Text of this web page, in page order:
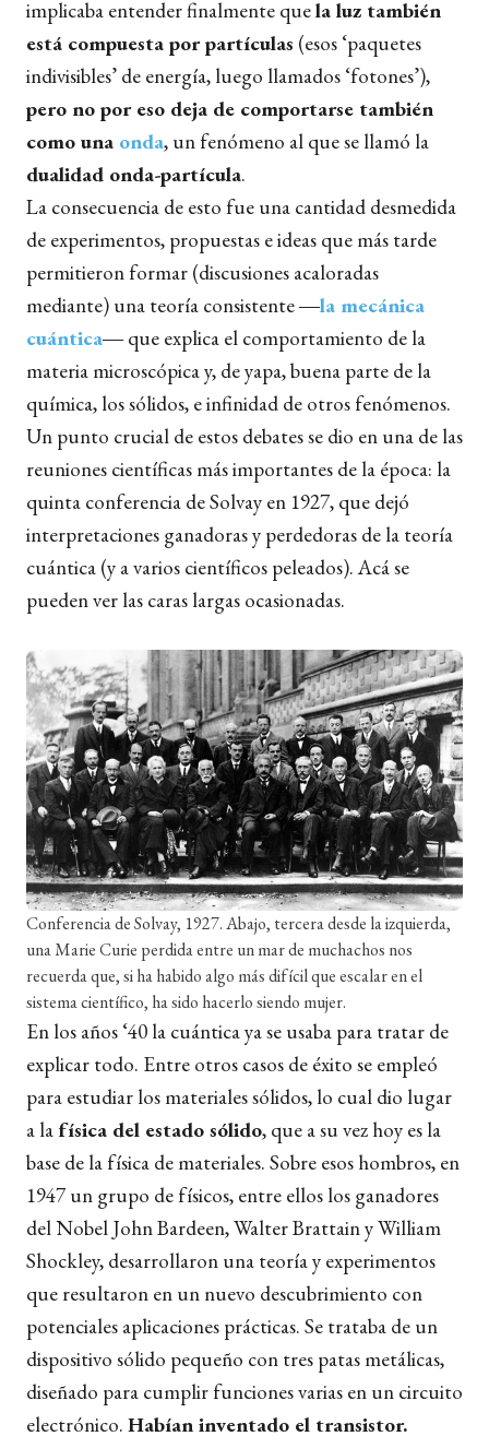
implicaba entender finalmente quela luz también
está compuesta por partículas (esos ‘paquetes
indivisibles’ de energía, luego llamados ‘fotones’),
pero no por eso deja de comportarse también
como una onda, un fenómeno al que se llamó la
dualidad onda-partícula.
La consecuencia de esto fue una cantidad desmedida
de experimentos, propuestas e ideas que más tarde
permitieron formar (discusiones acaloradas
mediante) una teoría consistente ―la mecánica
cuántica― que explica el comportamiento de la
materia microscópica y, de yapa, buena parte de la
química, los sólidos, e infinidad de otros fenómenos.
Un punto crucial de estos debates se dio en una de las
reuniones científicas más importantes de la época: la
quinta conferencia de Solvay en 1927, que dejó
interpretaciones ganadoras y perdedoras de la teoría
cuántica (y a varios científicos peleados). Acá se
pueden ver las caras largas ocasionadas.
Conferencia de Solvay, 1927. Abajo, tercera desde la izquierda,
una Marie Curie perdida entre un mar de muchachos nos
recuerda que, si ha habido algo más difícil que escalar en el
sistema científico, ha sido hacerlo siendo mujer.
En los años ‘40 la cuántica ya se usaba para tratar de
explicar todo. Entre otros casos de éxito se empleó
para estudiar los materiales sólidos, lo cual dio lugar
a la física del estado sólido, que a su vez hoy es la
base de la física de materiales. Sobre esos hombros, en
1947 un grupo de físicos, entre ellos los ganadores
del Nobel John Bardeen, Walter Brattain y William
Shockley, desarrollaron una teoría y experimentos
que resultaron en un nuevo descubrimiento con
potenciales aplicaciones prácticas. Se trataba de un
dispositivo sólido pequeño con tres patas metálicas,
diseñado para cumplir funciones varias en un circuito
electrónico. Habían inventado el transistor.